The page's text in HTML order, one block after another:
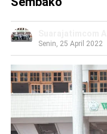
Senin, 25 April 2022